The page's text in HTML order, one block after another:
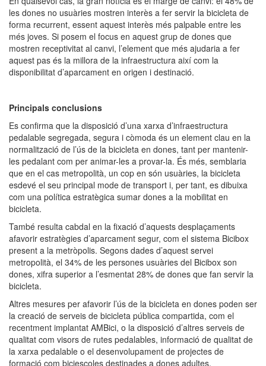
les dones no usuàries mostren interès a fer servir la bicicleta de
forma recurrent, essent aquest interès més palpable entre les
més joves. Si posem el focus en aquest grup de dones que
mostren receptivitat al canvi, l’element que més ajudaria a fer
aquest pas és la millora de la infraestructura així com la
disponibilitat d’aparcament en origen i destinació.
Principals conclusions
Es confirma que la disposició d’una xarxa d’infraestructura
pedalable segregada, segura i còmoda és un element clau en la
normalització de l’ús de la bicicleta en dones, tant per mantenir-
les pedalant com per animar-les a provar-la. És més, semblaria
que en el cas metropolità, un cop en són usuàries, la bicicleta
esdevé el seu principal mode de transport i, per tant, es dibuixa
com una política estratègica sumar dones a la mobilitat en
bicicleta.
També resulta cabdal en la fixació d’aquests desplaçaments
afavorir estratègies d’aparcament segur, com el sistema Bicibox
present a la metròpolis. Segons dades d’aquest servei
metropolità, el 34% de les persones usuàries del Bicibox son
dones, xifra superior a l’esmentat 28% de dones que fan servir la
bicicleta.
Altres mesures per afavorir l’ús de la bicicleta en dones poden ser
la creació de serveis de bicicleta pública compartida, com el
recentment implantat AMBici, o la disposició d’altres serveis de
qualitat com visors de rutes pedalables, informació de qualitat de
la xarxa pedalable o el desenvolupament de projectes de
formació com biciescoles destinades a dones adultes.